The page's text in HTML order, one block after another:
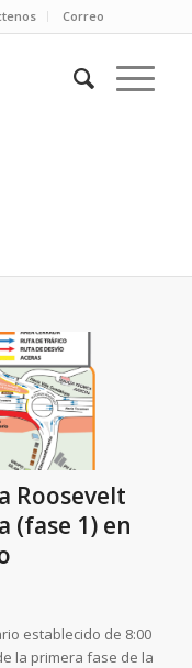
Correo
Roosevelt
(fase 1) en
establecido de 8:00
la primera fase de la